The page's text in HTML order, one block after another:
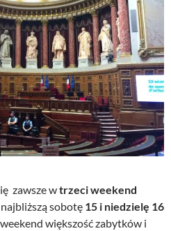
zawsze wtrzeci weekend
sobotę 15 i niedzielę 16
większość zabytków i